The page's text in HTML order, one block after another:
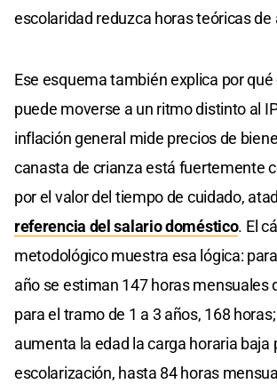
escolaridad reduzca horas teóricas de
Ese esquema también explica por
puede moverse a un ritmo distinto al
inflación general mide precios de
canasta de crianza está fuertemente
por el valor del tiempo de cuidado,
referencia del salario doméstico. El
metodológico muestra esa lógica:
año se estiman 147 horas mensuales
para el tramo de 1 a 3 años, 168
aumenta la edad la carga horaria baja
escolarización, hasta 84 horas